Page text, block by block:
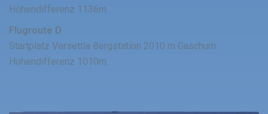
Höhendifferenz 1136m.
Flugroute D
Startplatz Versettla Bergstation 2010 m Gaschurn
Höhendifferenz 1010m.